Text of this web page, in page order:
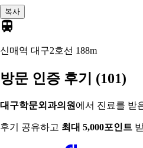
복사
신매역 대구2호선 188m
방문 인증 후기 (101)
대구학문외과의원 에서 진료를 받
후기 공유하고 최대 5,000포인트